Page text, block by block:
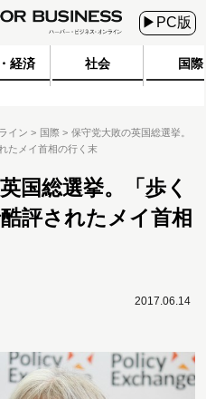
▶PC版
経済 社会 国際
イン 国際
保守党大敗の英国総選挙。
たメイ首相の行く末
国総選挙。「歩く
評されたメイ首相
2017.06.14